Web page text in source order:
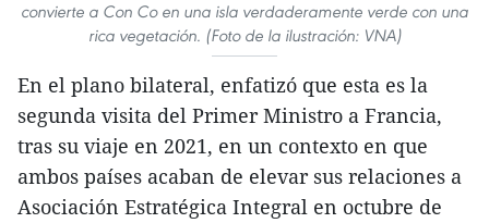
convierte a Con Co en una isla verdaderamente verde con una
rica vegetación. (Foto de la ilustración: VNA)
En el plano bilateral, enfatizó que esta es la
segunda visita del Primer Ministro a Francia,
tras su viaje en 2021, en un contexto en que
ambos países acaban de elevar sus relaciones a
Asociación Estratégica Integral en octubre de